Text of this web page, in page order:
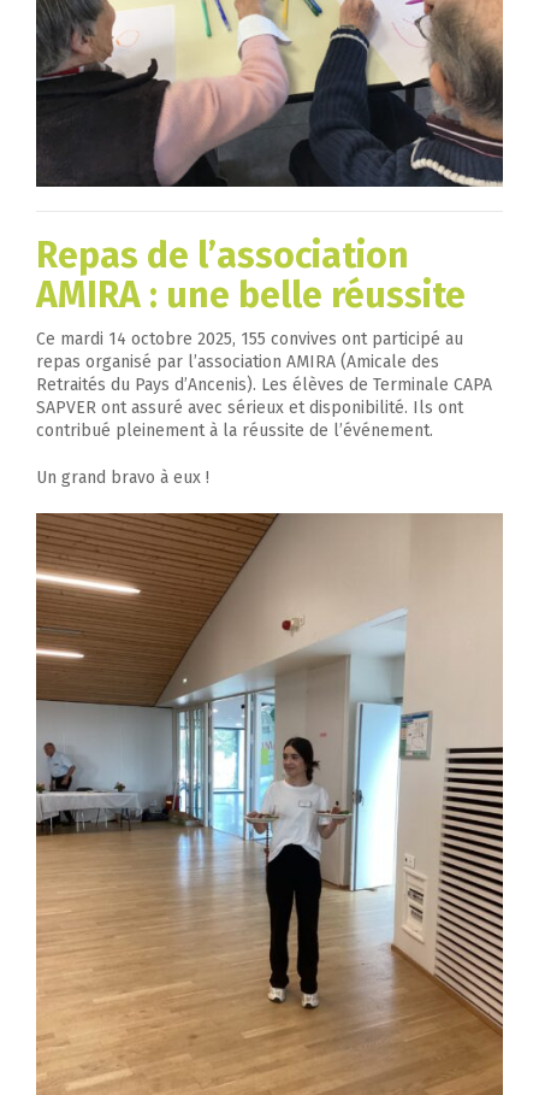
Repas de l’association
AMIRA : une belle réussite
Ce mardi 14 octobre 2025, 155 convives ont participé au
repas organisé par l’association AMIRA (Amicale des
Retraités du Pays d’Ancenis). Les élèves de Terminale CAPA
SAPVER ont assuré avec sérieux et disponibilité. Ils ont
contribué pleinement à la réussite de l’événement.
Un grand bravo à eux !